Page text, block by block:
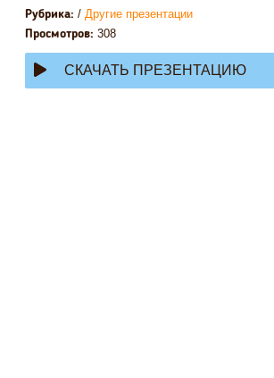
Рубрика: / Другие презентации
Просмотров: 308
СКАЧАТЬ ПРЕЗЕНТАЦИЮ